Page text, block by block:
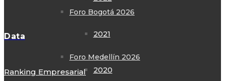
2021
2020
Foro Bogotá 2026
Foro Medellín 2026
Data
Ranking Empresarial